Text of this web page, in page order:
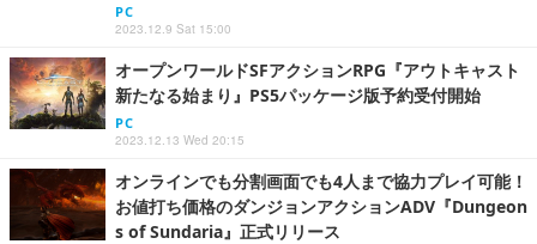
PC
2023.12.9 Sat 15:00
オープンワールドSFアクションRPG『アウトキャスト
新たなる始まり』PS5パッケージ版予約受付開始
PC
2023.12.13 Wed 20:15
オンラインでも分割画面でも4人まで協力プレイ可能！
お値打ち価格のダンジョンアクションADV『Dungeon
s of Sundaria』正式リリース